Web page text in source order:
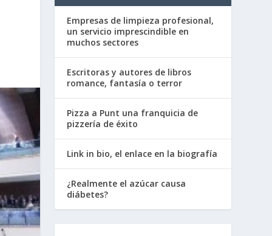
Empresas de limpieza profesional,
un servicio imprescindible en
muchos sectores
Escritoras y autores de libros
romance, fantasía o terror
Pizza a Punt una franquicia de
pizzería de éxito
Link in bio, el enlace en la biografía
¿Realmente el azúcar causa
diábetes?